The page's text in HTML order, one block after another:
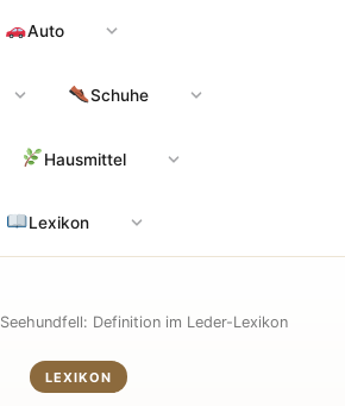
Auto
Schuhe
Hausmittel
Lexikon
Seehundfell: Definition im Leder-Lexikon
LEXIKON